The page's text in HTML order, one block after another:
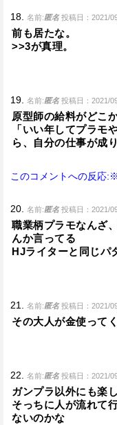
18. 名前:匿名 投稿日：2021/
前も居たな。
>>3が真理。
19. 名前:匿名 投稿日：2021/
原型師の給料がどこ
「いい年してプラモ
ら、自分の仕事が成
このコメントへの反応
20. 名前:匿名 投稿日：2021/
職業柄プラモなんざ
んか言ってる
HJライターと同じパ
21. 名前:匿名 投稿日：2021/
その大人が金使って
22. 名前:匿名 投稿日：2021/
ガンプラ以外にも楽
そっちに人が流れて
ないのかな